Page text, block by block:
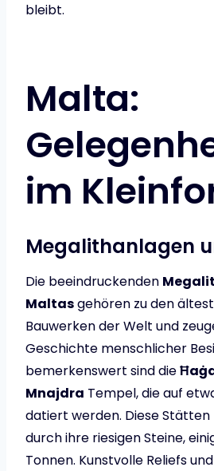
bleibt.
Malta:
im
Megalithanlagen
Die beeindruckenden
Maltasgehören zu den
Bauwerken der Welt und
Geschichte menschlicher
bemerkenswert sind die
Mnajdra Tempel, die auf
datiert werden. Diese
durch ihre riesigen Steine,
Tonnen. Kunstvolle Reliefs